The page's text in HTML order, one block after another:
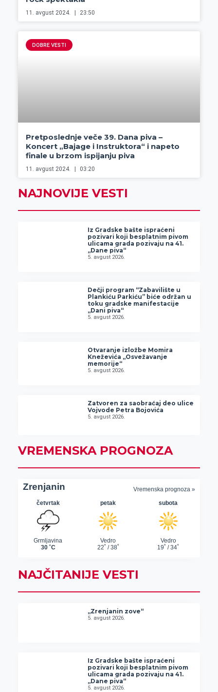
11. avgust 2024. 23:50
DOBRE VESTI
Pretposlednje veče 39. Dana piva –
Koncert „Bajage i Instruktora“ i napeto
finale u brzom ispijanju piva
11. avgust 2024. 03:20
NAJNOVIJE VESTI
Iz Gradske bašte ispraćeni
pozivari koji besplatnim pivom
ulicama grada pozivaju na 41.
„Dane piva“
5. avgust 2026.
Dečji program “Zabavilište u
Plankiću Parkiću” biće održan u
toku gradske manifestacije
„Dani piva“
5. avgust 2026.
Otvaranje izložbe Momira
Kneževića „Osvežavanje
memorije“
5. avgust 2026.
Zatvoren za saobraćaj deo ulice
Vojvode Petra Bojovića
5. avgust 2026.
VREMENSKA PROGNOZA
NAJČITANIJE VESTI
„Zrenjanin zove“
5. avgust 2026.
Iz Gradske bašte ispraćeni
pozivari koji besplatnim pivom
ulicama grada pozivaju na 41.
„Dane piva“
5. avgust 2026.